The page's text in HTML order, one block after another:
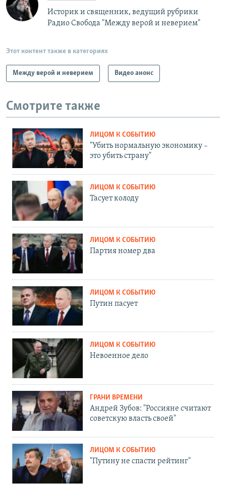
Историк и священник, ведущий рубрики
Радио Свобода "Между верой и неверием"
Этот контент также в категориях
Между верой и неверием Видео анонс
Смотрите также
ЛИЦОМ К СОБЫТИЮ
"Убить нормальную экономику –
это убить страну"
ЛИЦОМ К СОБЫТИЮ
Тасует колоду
ЛИЦОМ К СОБЫТИЮ
Партия номер два
ЛИЦОМ К СОБЫТИЮ
Путин пасует
ЛИЦОМ К СОБЫТИЮ
Невоенное дело
ГРАНИ ВРЕМЕНИ
Андрей Зубов: "Россияне считают
советскую власть своей"
ЛИЦОМ К СОБЫТИЮ
"Путину не спасти рейтинг"